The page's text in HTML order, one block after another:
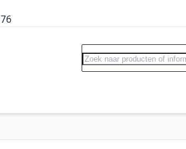
Search